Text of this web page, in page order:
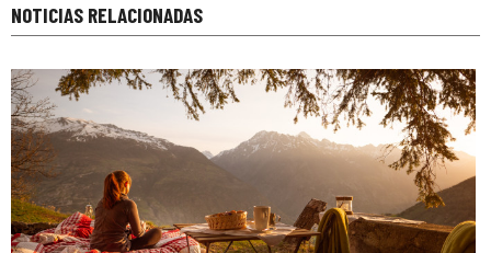
NOTICIAS RELACIONADAS